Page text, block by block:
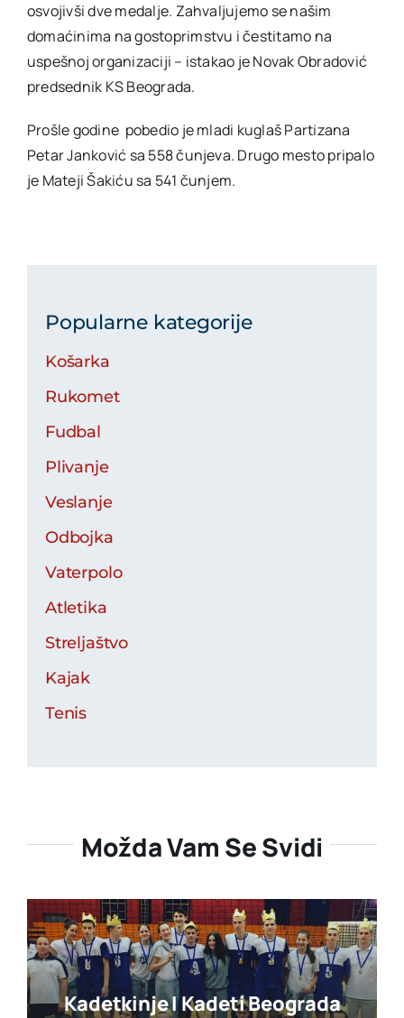
osvojivši dve medalje. Zahvaljujemo se našim
domaćinima na gostoprimstvu i čestitamo na
uspešnoj organizaciji – istakao je Novak Obradović
predsednik KS Beograda.
Prošle godine pobedio je mladi kuglaš Partizana
Petar Janković sa 558 čunjeva. Drugo mesto pripalo
je Mateji Šakiću sa 541 čunjem.
Popularne kategorije
Košarka
Rukomet
Fudbal
Plivanje
Veslanje
Odbojka
Vaterpolo
Atletika
Streljaštvo
Kajak
Tenis
Možda Vam Se Svidi
Kadetkinje I Kadeti Beograda